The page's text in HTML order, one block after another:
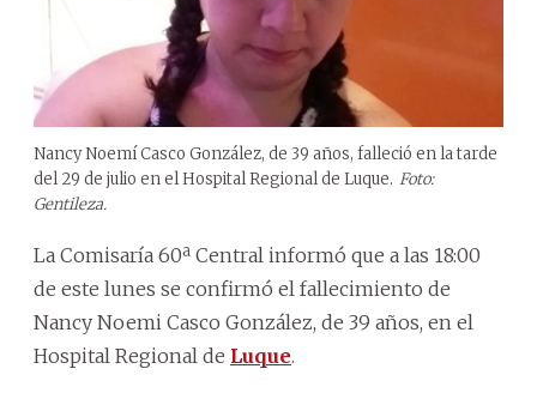
Nancy Noemí Casco González, de 39 años, falleció en la tarde
del 29 de julio en el Hospital Regional de Luque. Foto:
Gentileza.
La Comisaría 60ª Central informó que a las 18:00
de este lunes se confirmó el fallecimiento de
Nancy Noemi Casco González, de 39 años, en el
Hospital Regional de Luque.